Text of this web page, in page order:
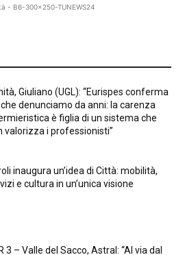
- B6-300x250-TUNEWS24
Giuliano (UGL): “Eurispes conferma
denunciamo da anni: la carenza
è figlia di un sistema che
valorizza i professionisti”
inaugura un’idea di Città: mobilità,
e cultura in un’unica visione
3 – Valle del Sacco, Astral: “Al via dal